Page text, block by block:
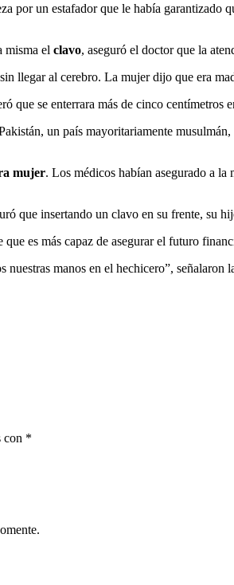
por un estafador que le había garantizado
misma el clavo, aseguró el doctor que la
llegar al cerebro. La mujer dijo que era
que se enterrara más de cinco centímetros
un país mayoritariamente
mujer. Los médicos habían asegurado a
que insertando un clavo en su frente, su
es más capaz de asegurar el futuro
manos en el hechicero”, señalaron
con *